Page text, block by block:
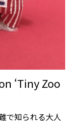
‘Tiny Zoo
で知られる大人